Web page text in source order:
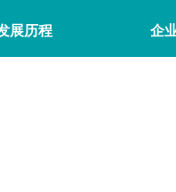
展历程 企